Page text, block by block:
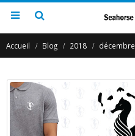
Accueil Blog 2018 décembre